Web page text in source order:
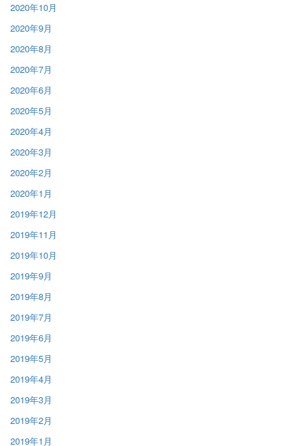
2020年10月
2020年9月
2020年8月
2020年7月
2020年6月
2020年5月
2020年4月
2020年3月
2020年2月
2020年1月
2019年12月
2019年11月
2019年10月
2019年9月
2019年8月
2019年7月
2019年6月
2019年5月
2019年4月
2019年3月
2019年2月
2019年1月